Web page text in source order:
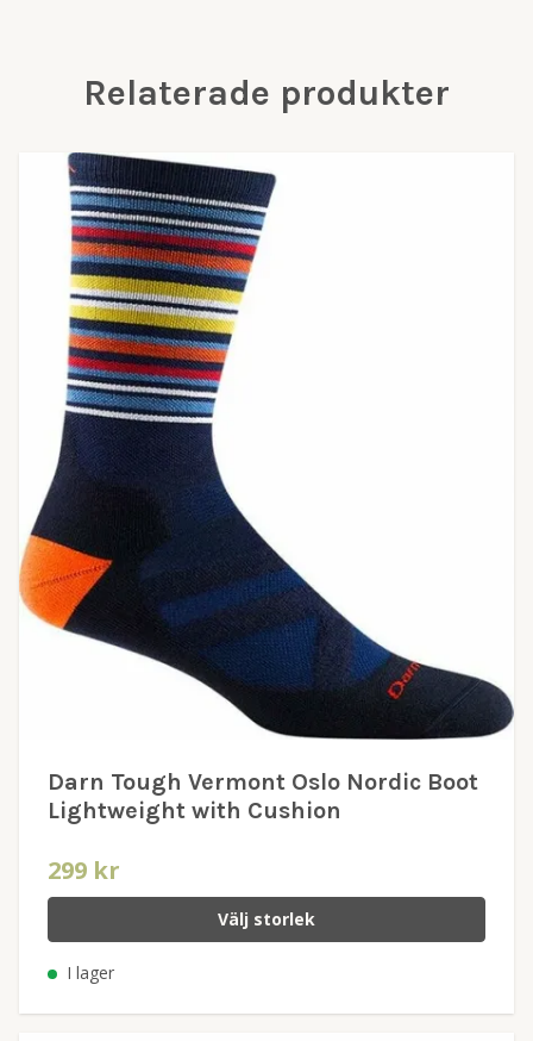
Relaterade produkter
Darn Tough Vermont Oslo Nordic Boot
Lightweight with Cushion
299 kr
Välj storlek
I lager